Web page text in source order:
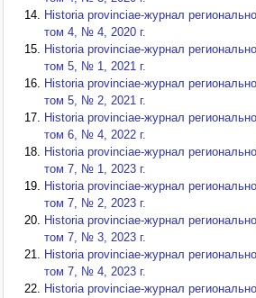
Historia provinciae-журнал
том 4, № 4, 2020 г.
Historia provinciae-журнал
том 5, № 1, 2021 г.
Historia provinciae-журнал
том 5, № 2, 2021 г.
Historia provinciae-журнал
том 6, № 4, 2022 г.
Historia provinciae-журнал
том 7, № 1, 2023 г.
Historia provinciae-журнал
том 7, № 2, 2023 г.
Historia provinciae-журнал
том 7, № 3, 2023 г.
Historia provinciae-журнал
том 7, № 4, 2023 г.
Historia provinciae-журнал